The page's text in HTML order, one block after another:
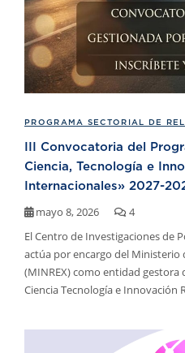
PROGRAMA SECTORIAL DE
III Convocatoria del
Ciencia, Tecnología e
Internacionales» 2027-
mayo 8, 2026
4
El Centro de Investigaciones de
actúa por encargo del Ministerio
(MINREX) como entidad gestora
Ciencia Tecnología e Innovación